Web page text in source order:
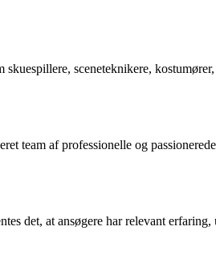
sceneteknikere,
team af professionelle og
det, at ansøgere har relevant erfaring,